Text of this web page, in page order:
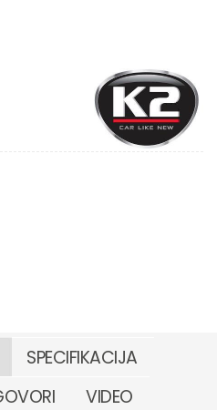
SPECIFIKACIJA
VIDEO